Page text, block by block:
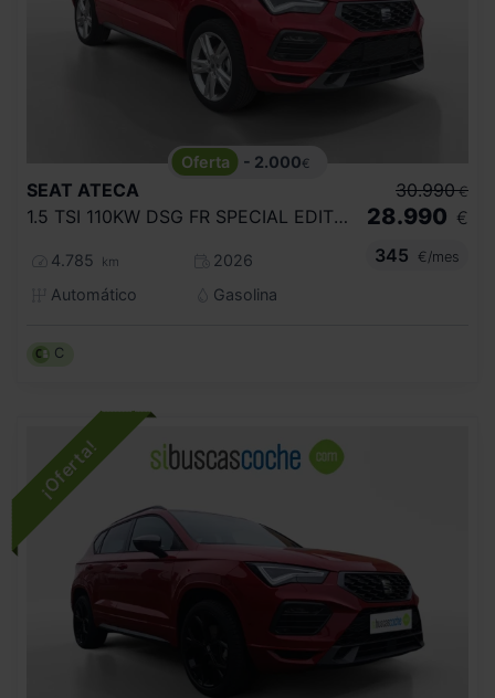
- 2.000€
SEAT ATECA
1.5 TSI 110KW DSG FR SPECIAL EDITION
4.785 km
2026
Automático
Gasolina
30.990 €
28.990 €
345
€/mes
C